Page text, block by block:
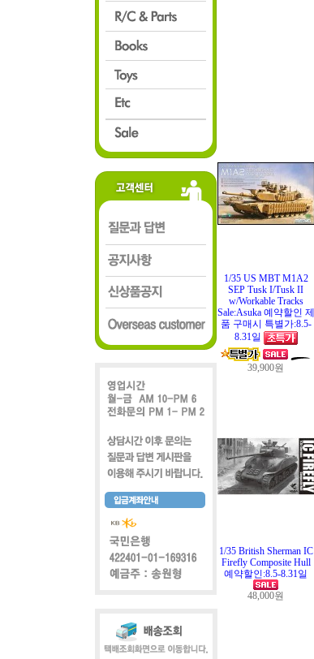
1/35 US MBT M1A2
SEP Tusk I/Tusk II
w/Workable Tracks
Sale:Asuka 예약할인 제
품 구매시 특별가:8.5-
8.31일
39,900원
1/35 British Sherman IC
Firefly Composite Hull
예약할인:8.5-8.31일
48,000원